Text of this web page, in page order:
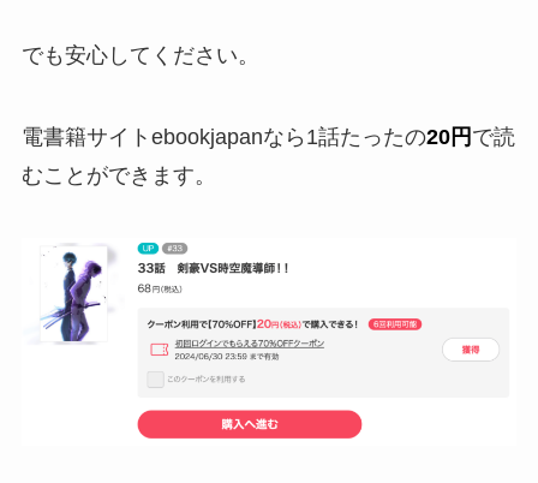
でも安心してください。
電書籍サイトebookjapanなら1話たったの20円 で読
むことができます。